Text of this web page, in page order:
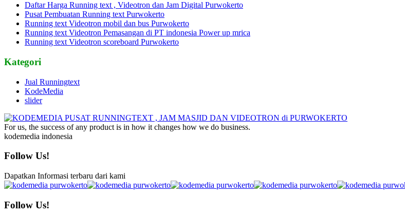
Daftar Harga Running text , Videotron dan Jam Digital Purwokerto
Pusat Pembuatan Running text Purwokerto
Running text Videotron mobil dan bus Purwokerto
Running text Videotron Pemasangan di PT indonesia Power up mrica
Running text Videotron scoreboard Purwokerto
Kategori
Jual Runningtext
KodeMedia
slider
For us, the success of any product is in how it changes how we do business.
kodemedia indonesia
Follow Us!
Dapatkan Informasi terbaru dari kami
Follow Us!